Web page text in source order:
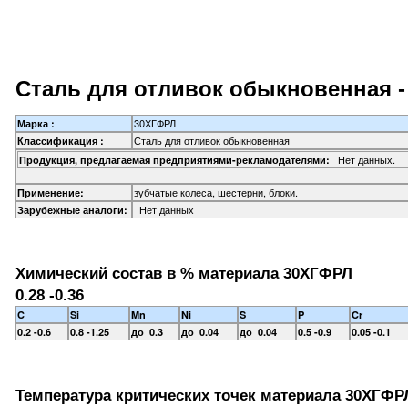
Сталь для отливок обыкновенная
Марка : 30ХГФРЛ
Классификация : Сталь для отливок обыкновенная
Продукция, предлагаемая предприятиями-рекламодателями: Нет данных.
Применение: зубчатые колеса, шестерни, блоки.
Зарубежные аналоги: Нет данных
Химический состав в % материала 30ХГФРЛ
0.28 -0.36
C Si Mn Ni S P
Cr
0.2 -0.6
0.8 -1.25 до 0.3 до 0.04 до 0.04 0.5 -0.9 0.05 -0.1
Температура критических точек материала